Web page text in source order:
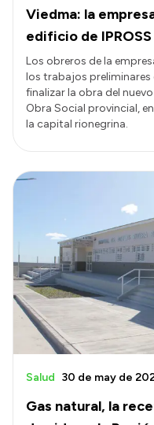
Viedma: la
edificio de IPROSS
Los obreros de la
los trabajos preliminares
finalizar la obra del
Obra Social provincial,
la capital rionegrina.
Gas natural, la
Salud 30 de may de